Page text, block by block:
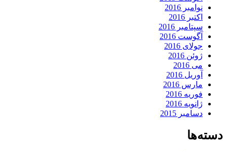
نوامبر 2016
اکتبر 2016
سپتامبر 2016
آگوست 2016
جولای 2016
ژوئن 2016
می 2016
آوریل 2016
مارس 2016
فوریه 2016
ژانویه 2016
دسامبر 2015
دسته‌ها